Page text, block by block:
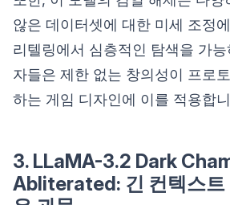
않은 데이터셋에 대한 미세 조정
리텔링에서 심층적인 탐색을 가
자들은 제한 없는 창의성이 프로
하는 게임 디자인에 이를 적용합
3. LLaMA-3.2 Dark
Abliterated: 긴 컨텍스트